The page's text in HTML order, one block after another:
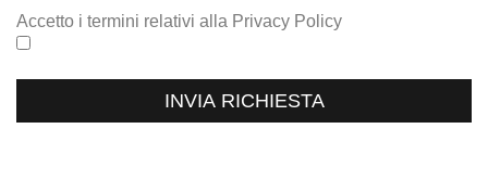
Accetto i termini relativi alla Privacy Policy
INVIA RICHIESTA